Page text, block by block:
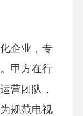
企业，专
甲方在行
营团队，
规范电视